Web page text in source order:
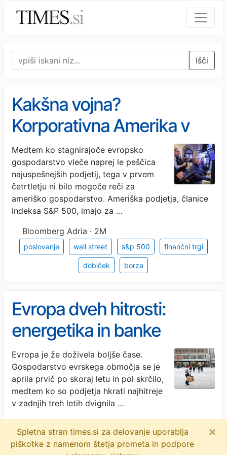
Išči
Kakšna vojna?
Korporativna Amerika v
prvem četrtletju blesti
Medtem ko stagnirajoče evropsko
gospodarstvo vleče naprej le peščica
najuspešnejših podjetij, tega v prvem
četrtletju ni bilo mogoče reči za
ameriško gospodarstvo. Ameriška podjetja, članice
indeksa S&P 500, imajo za …
Bloomberg Adria · 2M
poslovanje wall street s&p 500 finančni trgi
dobiček borza
Evropa dveh hitrosti:
energetika in banke
cvetijo, avtomobili in
luksuz tonejo
Evropa je že doživela boljše čase.
Gospodarstvo evrskega območja se je
aprila prvič po skoraj letu in pol skrčilo,
medtem ko so podjetja hkrati najhitreje
v zadnjih treh letih dvignila …
poslovanje evropa podjetja finančni trgi
Spletna stran times.si za delovanje uporablja
piškotke z namenom štetja prometa in podpore
×